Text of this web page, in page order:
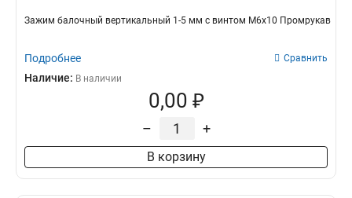
Зажим балочный вертикальный 1-5 мм с винтом М6х10 Промрукав
Подробнее Сравнить
Наличие: В наличии
0,00 ₽
– +
В корзину